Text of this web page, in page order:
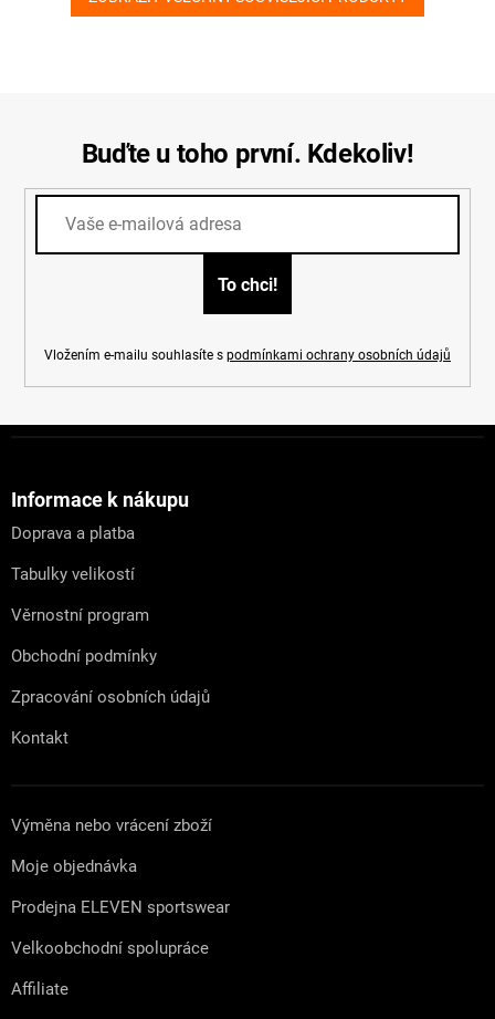
Buďte u toho první. Kdekoliv!
Vložením e-mailu souhlasíte s podmínkami ochrany osobních údajů
Informace k nákupu
Doprava a platba
Tabulky velikostí
Věrnostní program
Obchodní podmínky
Zpracování osobních údajů
Kontakt
Výměna nebo vrácení zboží
Moje objednávka
Prodejna ELEVEN sportswear
Velkoobchodní spolupráce
Affiliate